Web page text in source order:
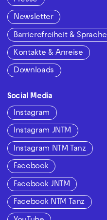
Newsletter
Barrierefreiheit & Sprache
Kontakte & Anreise
Downloads
Social Media
Instagram
Instagram JNTM
Instagram NTM Tanz
Facebook
Facebook JNTM
Facebook NTM Tanz